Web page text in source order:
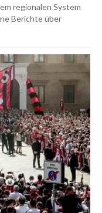
regionalen System
Berichte über